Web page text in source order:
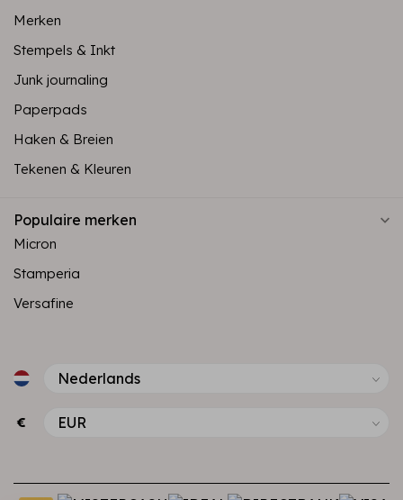
Merken
Stempels & Inkt
Junk journaling
Paperpads
Haken & Breien
Tekenen & Kleuren
Populaire merken
Micron
Stamperia
Versafine
€